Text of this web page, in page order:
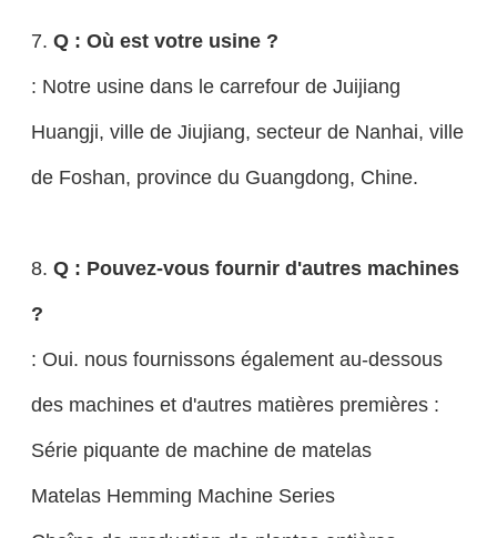
7. Q : Où est votre usine ?
: Notre usine dans le carrefour de Juijiang
Huangji, ville de Jiujiang, secteur de Nanhai, ville
de Foshan, province du Guangdong, Chine.
8. Q : Pouvez-vous fournir d'autres machines
?
: Oui. nous fournissons également au-dessous
des machines et d'autres matières premières :
Série piquante de machine de matelas
Matelas Hemming Machine Series